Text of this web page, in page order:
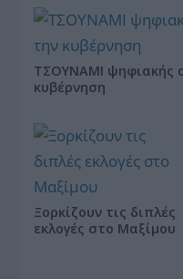
ΤΣΟΥΝΑΜΙ ψηφιακής
κυβέρνηση
Ξορκίζουν τις διπλές
εκλογές στο Μαξίμου